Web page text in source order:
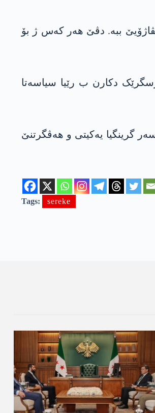
ببە. دڤێ ھەر کەس ژ بۆ
دکارن ب رێیا سیاسەتا
گرینگیا یەکیتی و ھەڤگرتنێ
Tags: sereke